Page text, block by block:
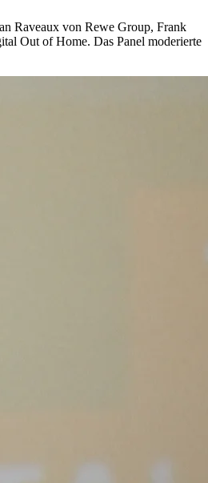
Raveaux von Rewe Group, Frank
Out of Home. Das Panel moderierte